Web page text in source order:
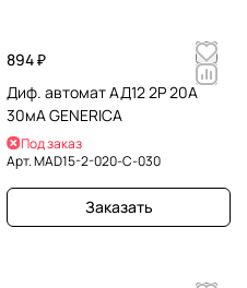
894 ₽
Диф. автомат АД12 2Р 20А
30мА GENERICA
Под заказ
Арт.MAD15-2-020-C-030
Заказать